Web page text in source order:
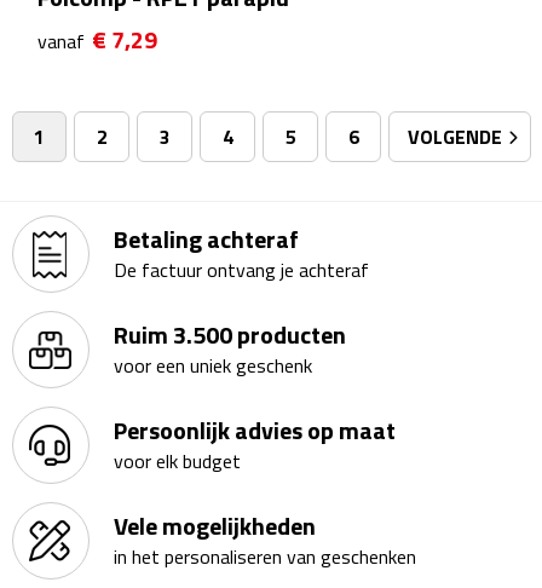
Kleding & Caps
Badjassen
Badmatten
Handdoeken
Pantoffels & slippers
Washandjes
Bovenkleding
Bodywarmers
Overhemden
vanaf € 7,29
1 2 3 4 5 6 VOLGENDE
Betaling achteraf
De factuur ontvang je achteraf
Ruim 3.500 producten
voor een uniek geschenk
Persoonlijk advies op maat
voor elk budget
Vele mogelijkheden
in het personaliseren van geschenken